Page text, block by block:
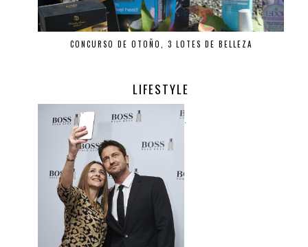
CONCURSO DE OTOÑO, 3 LOTES DE BELLEZA
LIFESTYLE
.